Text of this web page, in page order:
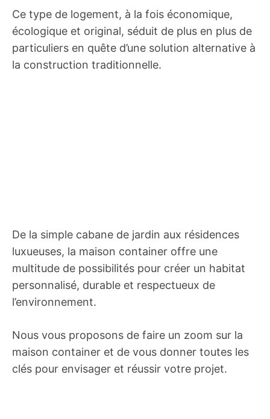
Ce type de logement, à la fois économique,
écologique et original, séduit de plus en plus de
particuliers en quête d’une solution alternative à
la construction traditionnelle.
De la simple cabane de jardin aux résidences
luxueuses, la maison container offre une
multitude de possibilités pour créer un habitat
personnalisé, durable et respectueux de
l’environnement.
Nous vous proposons de faire un zoom sur la
maison container et de vous donner toutes les
clés pour envisager et réussir votre projet.